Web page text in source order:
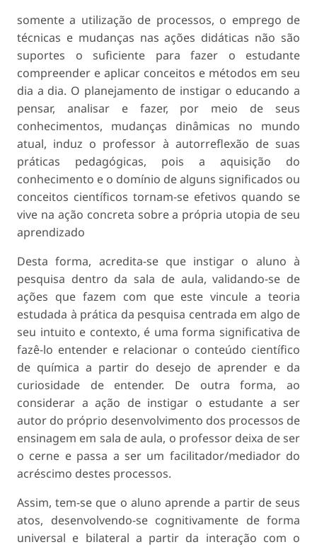
somente a utilização de processos, o emprego de
técnicas e mudanças nas ações didáticas não são
suportes o suficiente para fazer o estudante
compreender e aplicar conceitos e métodos em seu
dia a dia. O planejamento de instigar o educando a
pensar, analisar e fazer, por meio de seus
conhecimentos, mudanças dinâmicas no mundo
atual, induz o professor à autorreflexão de suas
práticas pedagógicas, pois a aquisição do
conhecimento e o domínio de alguns significados ou
conceitos científicos tornam-se efetivos quando se
vive na ação concreta sobre a própria utopia de seu
aprendizado
Desta forma, acredita-se que instigar o aluno à
pesquisa dentro da sala de aula, validando-se de
ações que fazem com que este vincule a teoria
estudada à prática da pesquisa centrada em algo de
seu intuito e contexto, é uma forma significativa de
fazê-lo entender e relacionar o conteúdo científico
de química a partir do desejo de aprender e da
curiosidade de entender. De outra forma, ao
considerar a ação de instigar o estudante a ser
autor do próprio desenvolvimento dos processos de
ensinagem em sala de aula, o professor deixa de ser
o cerne e passa a ser um facilitador/mediador do
acréscimo destes processos.
Assim, tem-se que o aluno aprende a partir de seus
atos, desenvolvendo-se cognitivamente de forma
universal e bilateral a partir da interação com o